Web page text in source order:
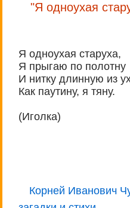
"Я одноухая
Я одноухая старуха,
Я прыгаю по полотну
И нитку длинную из
Как паутину, я тяну.
(Иголка)
Корней Иванович